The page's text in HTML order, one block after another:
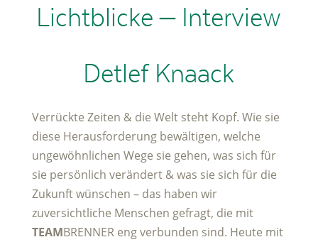
Lichtblicke – Interview
Detlef Knaack
Verrückte Zeiten & die Welt steht Kopf. Wie sie
diese Herausforderung bewältigen, welche
ungewöhnlichen Wege sie gehen, was sich für
sie persönlich verändert & was sie sich für die
Zukunft wünschen – das haben wir
zuversichtliche Menschen gefragt, die mit
TEAMBRENNER eng verbunden sind. Heute mit